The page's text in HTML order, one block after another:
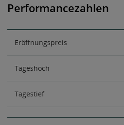
Performancezahlen
Eröffnungspreis
Tageshoch
Tagestief